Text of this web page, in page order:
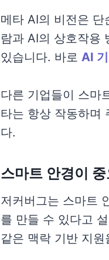
메타 AI의 비전은
람과 AI의 상호작용
있습니다. 바로 AI
다른 기업들이 스마
타는 항상 작동하며
다.
스마트 안경이
저커버그는 스마트
를 만들 수 있다고
같은 맥락 기반 지